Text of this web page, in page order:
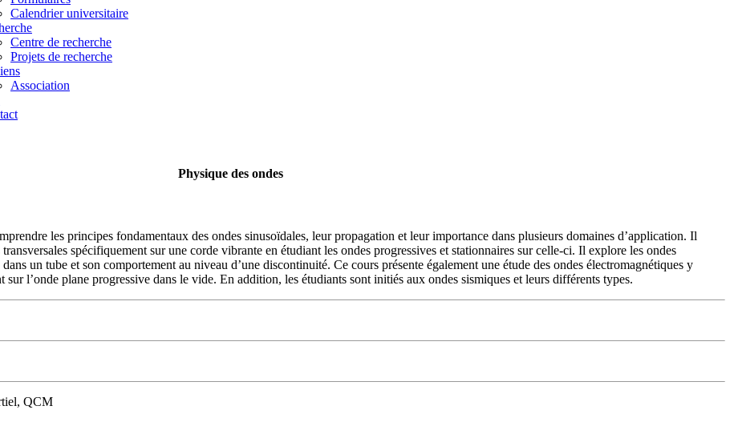
Calendrier universitaire
Centre de recherche
Projets de recherche
Association
Physique des ondes
les principes fondamentaux des ondes sinusoïdales, leur propagation et leur importance dans plusieurs domaines d’application. Il
spécifiquement sur une corde vibrante en étudiant les ondes progressives et stationnaires sur celle-ci. Il explore les ondes
un tube et son comportement au niveau d’une discontinuité. Ce cours présente également une étude des ondes électromagnétiques y
l’onde plane progressive dans le vide. En addition, les étudiants sont initiés aux ondes sismiques et leurs différents types.
QCM